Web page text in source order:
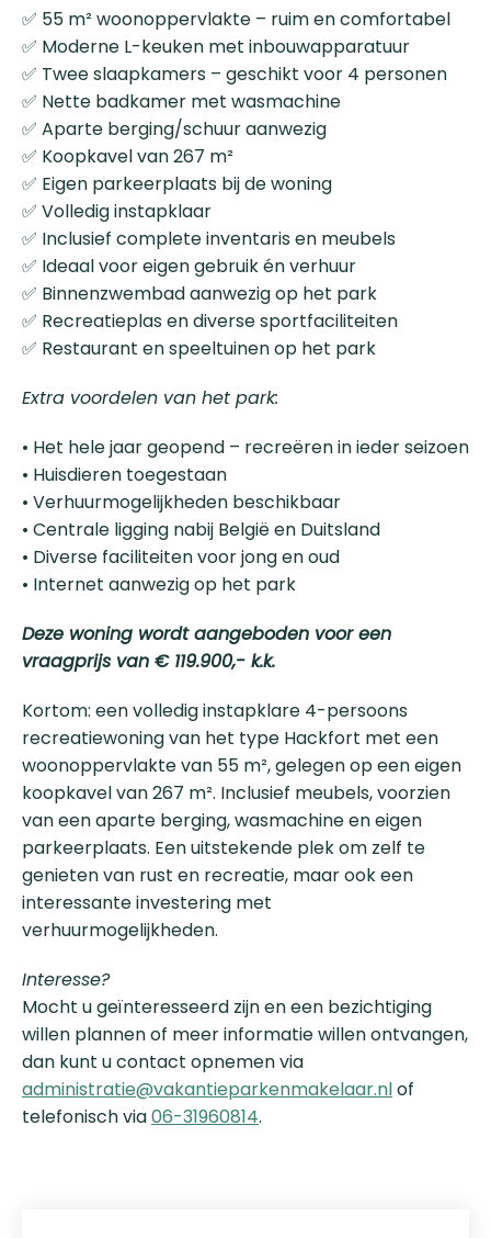
✅ 55 m² woonoppervlakte – ruim en comfortabel
✅ Moderne L-keuken met inbouwapparatuur
✅ Twee slaapkamers – geschikt voor 4 personen
✅ Nette badkamer met wasmachine
✅ Aparte berging/schuur aanwezig
✅ Koopkavel van 267 m²
✅ Eigen parkeerplaats bij de woning
✅ Volledig instapklaar
✅ Inclusief complete inventaris en meubels
✅ Ideaal voor eigen gebruik én verhuur
✅ Binnenzwembad aanwezig op het park
✅ Recreatieplas en diverse sportfaciliteiten
✅ Restaurant en speeltuinen op het park
Extra voordelen van het park:
• Het hele jaar geopend – recreëren in ieder seizoen
• Huisdieren toegestaan
• Verhuurmogelijkheden beschikbaar
• Centrale ligging nabij België en Duitsland
• Diverse faciliteiten voor jong en oud
• Internet aanwezig op het park
Deze woning wordt aangeboden voor een
vraagprijs van € 119.900,- k.k.
Kortom: een volledig instapklare 4-persoons
recreatiewoning van het type Hackfort met een
woonoppervlakte van 55 m², gelegen op een eigen
koopkavel van 267 m². Inclusief meubels, voorzien
van een aparte berging, wasmachine en eigen
parkeerplaats. Een uitstekende plek om zelf te
genieten van rust en recreatie, maar ook een
interessante investering met
verhuurmogelijkheden.
Interesse?
Mocht u geïnteresseerd zijn en een bezichtiging
willen plannen of meer informatie willen ontvangen,
dan kunt u contact opnemen via
administratie@vakantieparkenmakelaar.nlof
telefonisch via06-31960814.